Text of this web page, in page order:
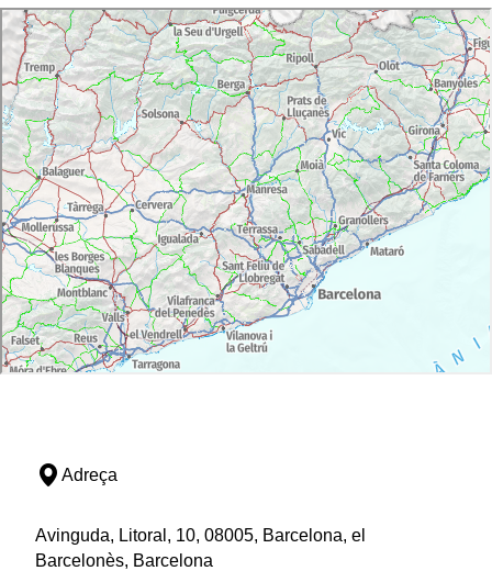
Adreça
Avinguda, Litoral, 10, 08005, Barcelona, el
Barcelonès, Barcelona